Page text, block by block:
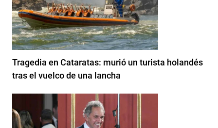
Tragedia en Cataratas: murió un turista holandés
tras el vuelco de una lancha